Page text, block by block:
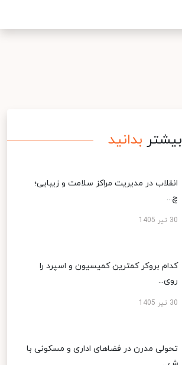
بیشتر بدانید
انقلاب در مدیریت مراکز سلامت و زیبایی؛
چ...
30 تیر 1405
کدام بروکر کمترین کمیسیون و اسپرد را
روی...
30 تیر 1405
تحولی مدرن در فضاهای اداری و مسکونی با